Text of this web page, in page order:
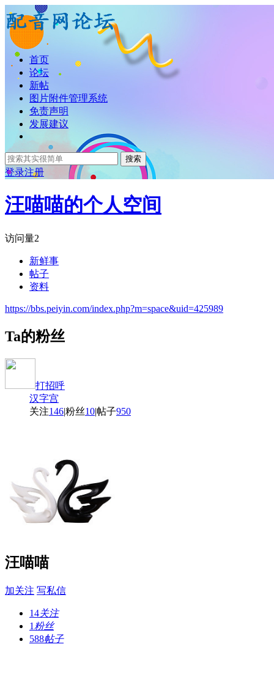
首页
论坛
新帖
图片附件管理系统
免责声明
发展建议
搜索
登录注册
汪喵喵的个人空间
访问量2
新鲜事
帖子
资料
https://bbs.peiyin.com/index.php?m=space&uid=425989
Ta的粉丝
打招呼
汉字宫
关注146|粉丝10|帖子950
汪喵喵
加关注 写私信
14关注
1 粉丝
588帖子